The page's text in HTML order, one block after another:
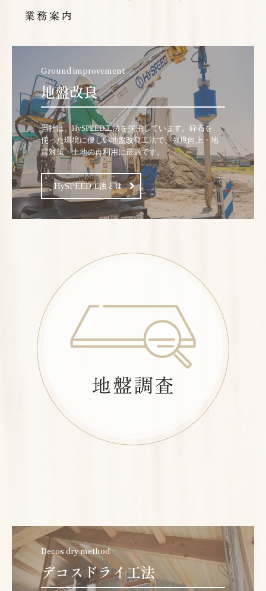
Ground improvement
地盤改良
当社は、HySPEED工法を採用しています。砕石を
使った環境に優しい地盤改良工法で、強度向上・地
震対策・土地の再利用に最適です。
HySPEED工法とは
Decos dry method
デコスドライ工法